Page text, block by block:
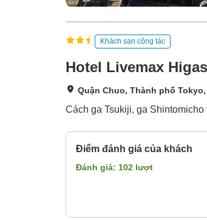
Khách sạn công tác
Hotel Livemax
Quận Chuo, Thành phố
Cách ga Tsukiji, ga
Điểm đánh giá của khách
Đánh giá: 102 lượt